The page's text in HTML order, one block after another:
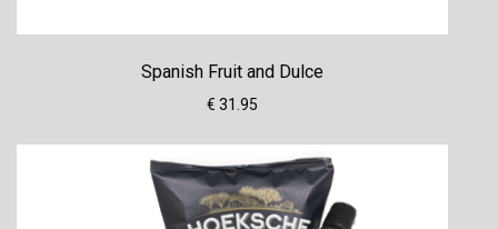
Spanish Fruit and Dulce
€ 31.95